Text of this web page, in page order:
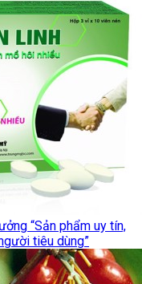
“Sản phẩm uy tín,
tiêu dùng”